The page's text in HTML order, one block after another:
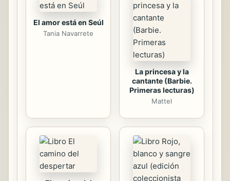
El amor está en Seúl
Tania Navarrete
La princesa y la
cantante (Barbie.
Primeras lecturas)
Mattel